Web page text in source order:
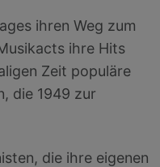
ihren Weg zum
ihre Hits
Zeit populäre
die 1949 zur
die ihre eigenen